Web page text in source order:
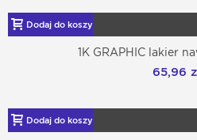
Dodaj do koszyka
1K GRAPHIC lakier
65,96
Dodaj do koszyka